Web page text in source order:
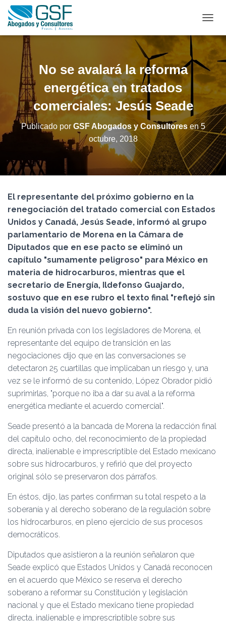
A
I
A
R
M
D
O
D
E
N
A
V
C
No se avalará la reforma
energética en tratados
comerciales: Jesús Seade
Publicado por GSF Abogados y Consultoresen5
octubre, 2018
El representante del próximo gobierno en la
renegociación del tratado comercial con Estados
Unidos y Canadá, Jesús Seade, informó al grupo
parlamentario de Morena en la Cámara de
Diputados que en ese pacto se eliminó un
capítulo sumamente peligroso
para México en
materia de hidrocarburos, mientras que el
secretario de Energía, Ildefonso Guajardo,
sostuvo que en ese rubro el texto final reflejó sin
duda la visión del nuevo gobierno .
En reunión privada con los legisladores de Morena, el
representante del equipo de transición en las
negociaciones dijo que en las conversaciones se
detectaron 25 cuartillas que implicaban un riesgo y, una
vez se le informó de su contenido, López Obrador pidió
suprimirlas, porque no iba a dar su aval a la reforma
energética mediante el acuerdo comercial .
Seade presentó a la bancada de Morena la redacción final
del capítulo ocho, del reconocimiento de la propiedad
directa, inalienable e imprescriptible del Estado mexicano
sobre sus hidrocarburos, y refirió que del proyecto
original sólo se preservaron dos párrafos.
En éstos, dijo, las partes confirman su total respeto a la
soberanía y al derecho soberano de la regulación sobre
los hidrocarburos, en pleno ejercicio de sus procesos
democráticos.
Diputados que asistieron a la reunión señalaron que
Seade explicó que Estados Unidos y Canadá reconocen
en el acuerdo que México se reserva el derecho
soberano a reformar su Constitución y legislación
nacional y que el Estado mexicano tiene propiedad
directa, inalienable e imprescriptible sobre sus